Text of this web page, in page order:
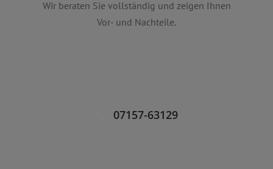
Wir beraten Sie vollständig und zeigen Ihnen
Vor- und Nachteile.
07157-63129